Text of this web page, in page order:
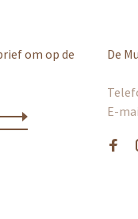
om op de
De
E-